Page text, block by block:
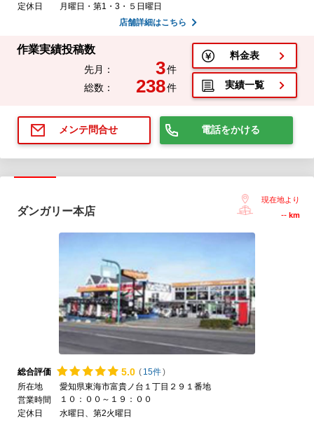
定休日
月曜日・第1・3・５日曜日
店舗詳細はこちら
作業実績投稿数
先月： 3件
総数：
238件
料金表
実績一覧
メンテ問合せ 電話をかける
ダンガリー本店
現在地より
-- km
総合評価 5.0 ( 15件)
所在地
愛知県東海市富貴ノ台１丁目２９１番地
営業時間
１０：００～１９：００
定休日
水曜日、第2火曜日